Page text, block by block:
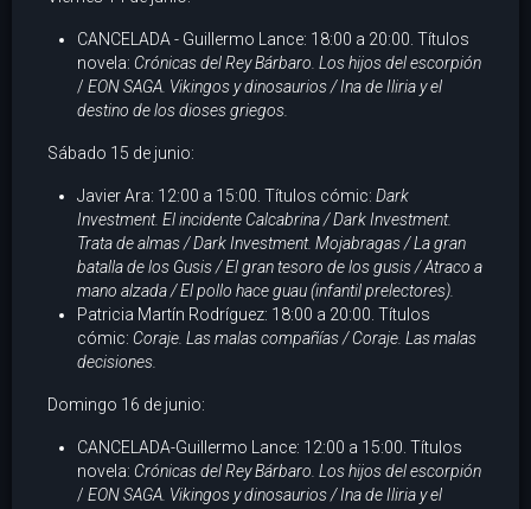
CANCELADA - Guillermo Lance: 18:00 a 20:00. Títulos
novela: Crónicas del Rey Bárbaro. Los hijos del escorpión
/ EON SAGA. Vikingos y dinosaurios / Ina de Iliria y el
destino de los dioses griegos.
Sábado 15 de junio:
Javier Ara: 12:00 a 15:00. Títulos cómic: Dark
Investment. El incidente Calcabrina / Dark Investment.
Trata de almas /Dark Investment. Mojabragas/ La gran
batalla de los Gusis / El gran tesoro de los gusis / Atraco a
mano alzada/ El pollo hace guau(infantil prelectores).
Patricia Martín Rodríguez: 18:00 a 20:00. Títulos
cómic: Coraje. Las malas compañías / Coraje. Las malas
decisiones.
Domingo 16 de junio:
CANCELADA-Guillermo Lance: 12:00 a 15:00. Títulos
novela: Crónicas del Rey Bárbaro. Los hijos del escorpión
/ EON SAGA. Vikingos y dinosaurios / Ina de Iliria y el